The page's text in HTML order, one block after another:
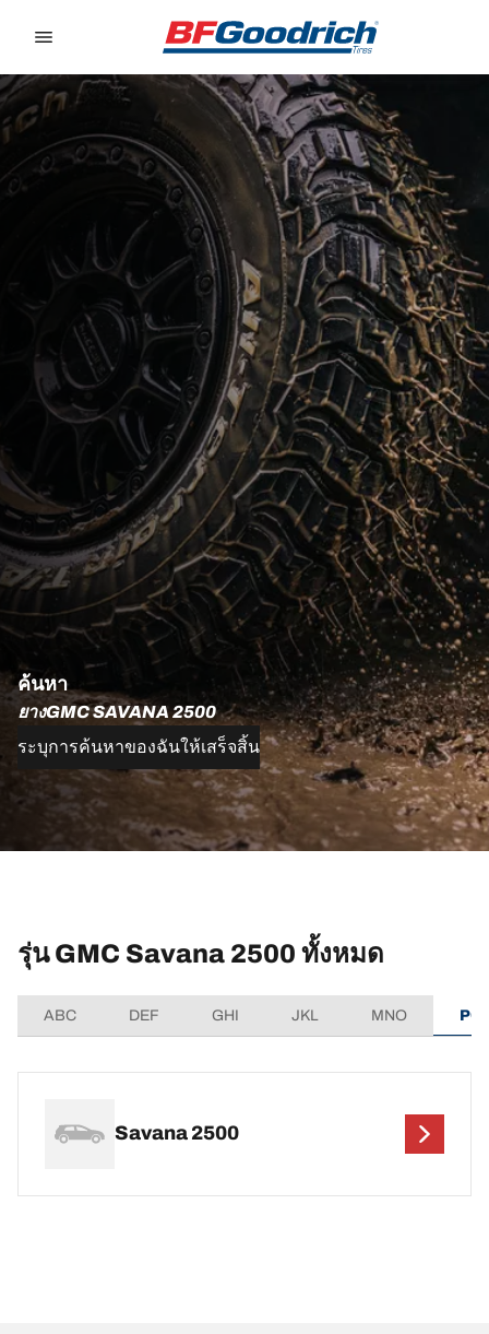
ค้นหา
ยางGMC SAVANA 2500
ระบุการค้นหาของฉันให้เสร็จสิ้น
รุ่น GMC Savana 2500 ทั้งหมด
ABC DEF GHI JKL MNO
Savana 2500